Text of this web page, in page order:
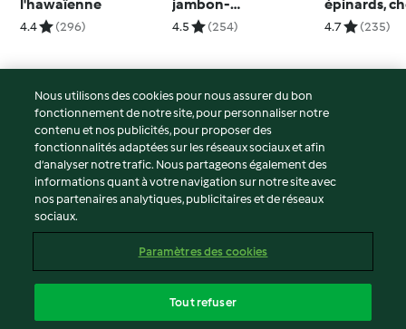
l'hawaïenne
4.4 (296)
jambon-
champignons
4.5 (254)
épinards,
lardons
4.7 (235)
© Copyright 2026
Conditions d'utilisation
Politique de confidentialité
Non-responsabilité
Mentions légales
Contenu du rapport
Déclaration d'accessibilité
Nous utilisons des cookies pour nous assurer du bon
fonctionnement de notre site, pour personnaliser notre
contenu et nos publicités, pour proposer des
fonctionnalités adaptées sur les réseaux sociaux et afin
d’analyser notre trafic. Nous partageons également des
informations quant à votre navigation sur notre site avec
nos partenaires analytiques, publicitaires et de réseaux
sociaux.
Paramètres des cookies
Tout refuser